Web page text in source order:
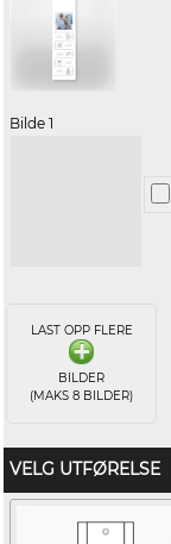
Bilde 1
LAST OPP FLERE
BILDER
(MAKS 8 BILDER)
VELG UTFØRELSE